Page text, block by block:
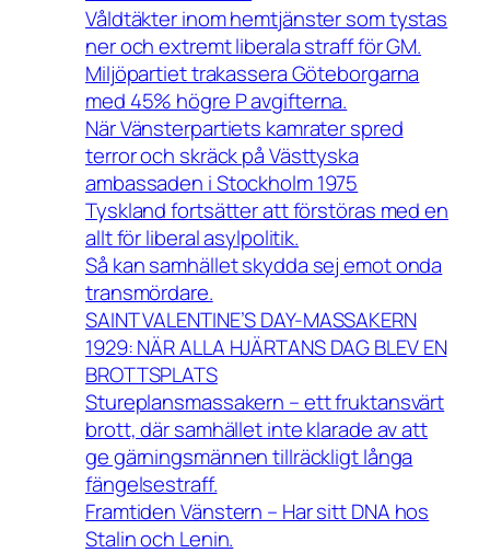
Våldtäkter inom hemtjänster som tystas
ner och extremt liberala straff för GM.
Miljöpartiet trakassera Göteborgarna
med 45% högre P avgifterna.
När Vänsterpartiets kamrater spred
terror och skräck på Västtyska
ambassaden i Stockholm 1975
Tyskland fortsätter att förstöras med en
allt för liberal asylpolitik.
Så kan samhället skydda sej emot onda
transmördare.
SAINT VALENTINE’S DAY-MASSAKERN
1929: NÄR ALLA HJÄRTANS DAG BLEV EN
BROTTSPLATS
Stureplansmassakern – ett fruktansvärt
brott, där samhället inte klarade av att
ge gärningsmännen tillräckligt långa
fängelsestraff.
Framtiden Vänstern – Har sitt DNA hos
Stalin och Lenin.